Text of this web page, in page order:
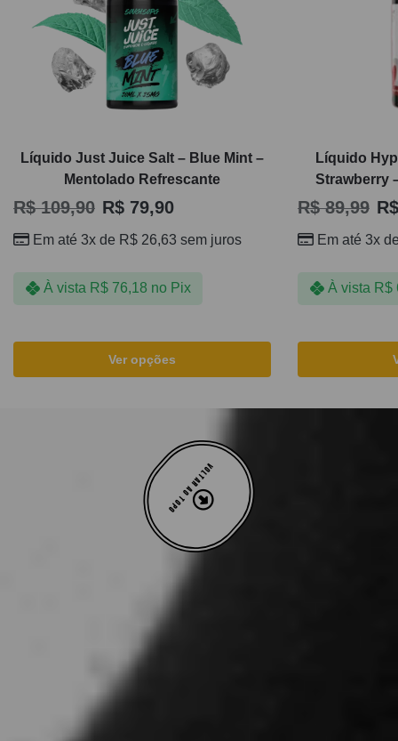
Líquido Just Juice Salt – Blue Mint –
Mentolado Refrescante
R$109,90 R$ 79,90
Em até 3x de R$ 26,63 sem juros
À vista R$76,18 no Pix
Ver opções
Líquido
Strawberry
R$89,99 R$
Em até 3x
À vista R$
VOLTAR AO TOPO